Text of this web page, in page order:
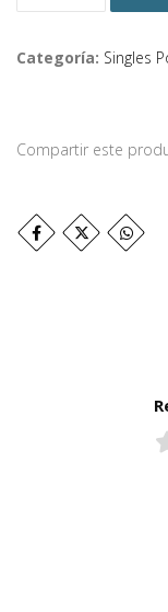
Categoría: Singles
Compartir este